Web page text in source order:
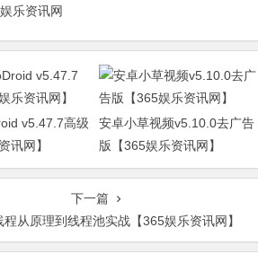
乐资讯网
v5.47.7高级
讯网】
安卓小草视频v5.10.0去广告
版【365娱乐资讯网】
下一篇
程从原理到线程池实战【365娱乐资讯网】